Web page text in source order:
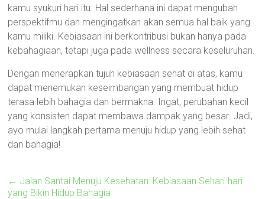
kamu syukuri hari itu. Hal sederhana ini dapat mengubah
perspektifmu dan mengingatkan akan semua hal baik yang
kamu miliki. Kebiasaan ini berkontribusi bukan hanya pada
kebahagiaan, tetapi juga pada wellness secara keseluruhan.
Dengan menerapkan tujuh kebiasaan sehat di atas, kamu
dapat menemukan keseimbangan yang membuat hidup
terasa lebih bahagia dan bermakna. Ingat, perubahan kecil
yang konsisten dapat membawa dampak yang besar. Jadi,
ayo mulai langkah pertama menuju hidup yang lebih sehat
dan bahagia!
← Jalan Santai Menuju Kesehatan: Kebiasaan Sehari-hari
yang Bikin Hidup Bahagia